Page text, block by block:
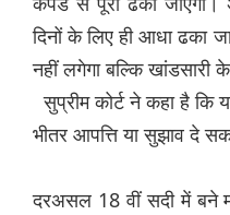
दिनों के लिए ही आधा ढका
नहीं लगेगा बल्कि खांडसारी
सुप्रीम कोर्ट ने कहा है कि
भीतर आपत्ति या सुझाव दे
दरअसल 18 वीं सदी में बने